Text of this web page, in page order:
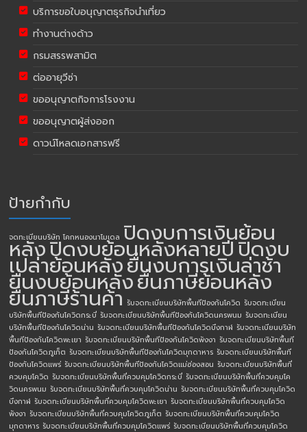
บริการขอใบอนุญาตธุรกิจนำเที่ยว
ทำงานต่างด้าว
กรมสรรพสามิต
ต่ออายุวีซ่า
ขออนุญาตกิจการโรงงาน
ขออนุญาตผู้ส่งออก
ดาวน์โหลดเอกสารฟรี
ป้ายกำกับ
จดทะเบียนบริษัท โคกหนองนาโมเดล ปิดงบการเงินย้อน
หลังปิดงบย้อนหลังหลายปีปิดงบ
เปล่าย้อนหลังยื่นงบการเงินล่าช้า
ยื่นงบย้อนหลังยื่นภาษีย้อนหลัง
ยื่นภาษีร้านค้า รับจดทะเบียนบริษัทพื้นทีป้องกันโควิด รับจดทะเบียน
บริษัทพื้นทีป้องกันโควิดกระบี่ รับจดทะเบียนบริษัทพื้นทีป้องกันโควิดนครพนม รับจดทะเบียน
บริษัทพื้นทีป้องกันโควิดน่าน รับจดทะเบียนบริษัทพื้นทีป้องกันโควิดบึงกาฬ รับจดทะเบียนบริษัท
พื้นทีป้องกันโควิดพะเยา รับจดทะเบียนบริษัทพื้นทีป้องกันโควิดพังงา รับจดทะเบียนบริษัทพื้นที
ป้องกันโควิดภูเก็ต รับจดทะเบียนบริษัทพื้นทีป้องกันโควิดมุกดาหาร รับจดทะเบียนบริษัทพื้นที
ป้องกันโควิดแพร่ รับจดทะเบียนบริษัทพื้นทีป้องกันโควิดแม่ฮ่องสอน รับจดทะเบียนบริษัทพื้นที่
ควบคุมโควิด รับจดทะเบียนบริษัทพื้นที่ควบคุมโควิดกระบี่ รับจดทะเบียนบริษัทพื้นที่ควบคุมโค
วิดนครพนม รับจดทะเบียนบริษัทพื้นที่ควบคุมโควิดน่าน รับจดทะเบียนบริษัทพื้นที่ควบคุมโควิด
บึงกาฬ รับจดทะเบียนบริษัทพื้นที่ควบคุมโควิดพะเยา รับจดทะเบียนบริษัทพื้นที่ควบคุมโควิด
พังงา รับจดทะเบียนบริษัทพื้นที่ควบคุมโควิดภูเก็ต รับจดทะเบียนบริษัทพื้นที่ควบคุมโควิด
มุกดาหาร รับจดทะเบียนบริษัทพื้นที่ควบคุมโควิดแพร่ รับจดทะเบียนบริษัทพื้นที่ควบคุมโควิด